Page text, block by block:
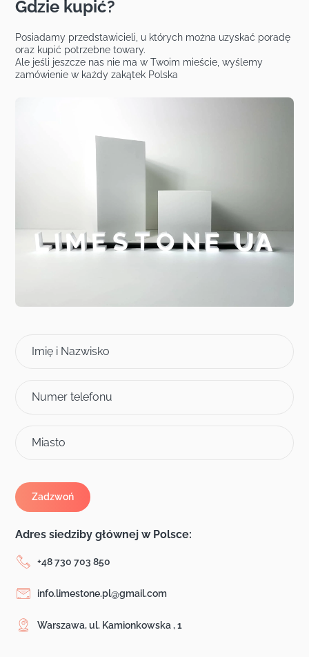
Gdzie kupić?
Posiadamy przedstawicieli, u których można uzyskać poradę
oraz kupić potrzebne towary.
Ale jeśli jeszcze nas nie ma w Twoim mieście, wyślemy
zamówienie w każdy zakątek Polska
Imię i Nazwisko
Numer telefonu
Miasto
Adres siedziby głównej w Polsce:
+48 730 703 850
info.limestone.pl@gmail.com
Warszawa, ul. Kamionkowska , 1